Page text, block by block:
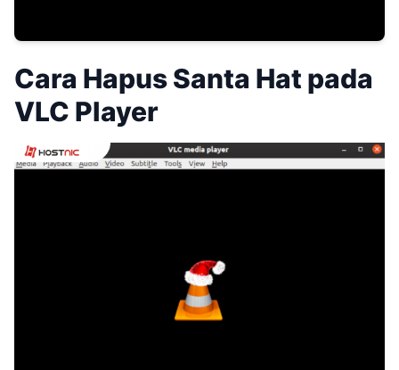
Cara Hapus Santa Hat pada
VLC Player